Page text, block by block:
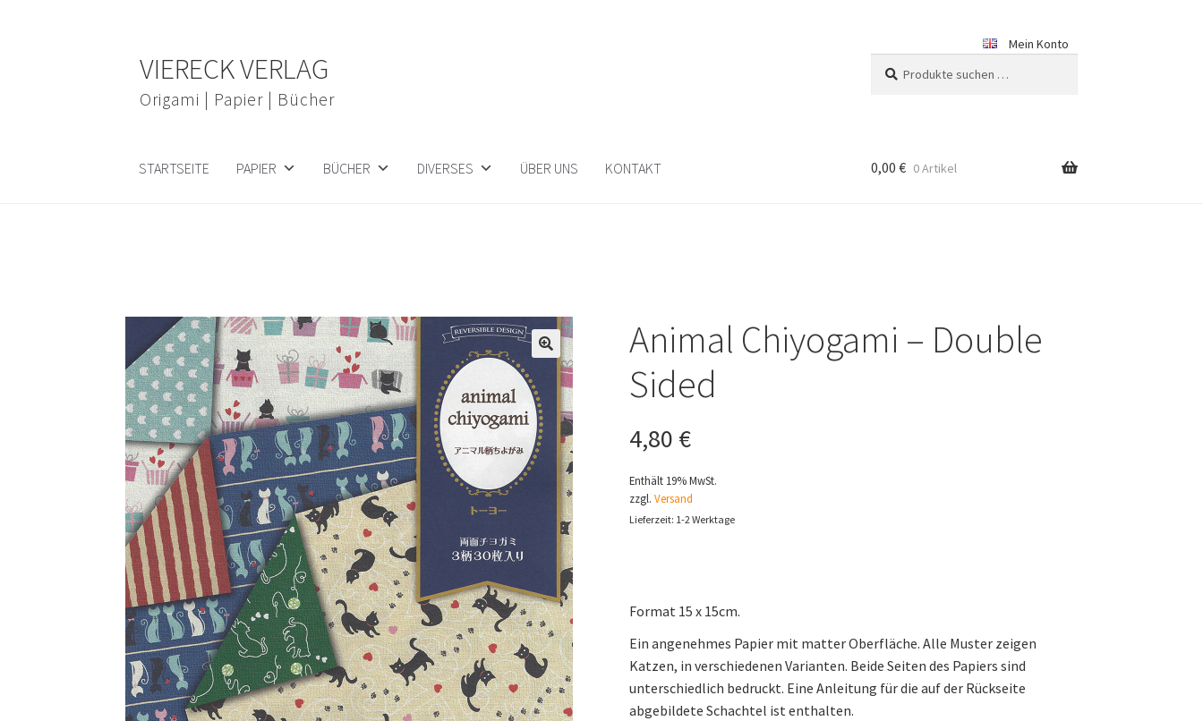
Navigation
springen
Inhalt
springen
VIERECK VERLAG
Origami | Papier | Bücher
Mein Konto
nach:
STARTSEITE PAPIER BÜCHER DIVERSES ÜBER UNS KONTAKT 0,00 € 0 Artikel
included in the package.
Animal Chiyogami – Double
Sided
4,80 €
Enthält 19% MwSt.
zzgl. Versand
Lieferzeit: 1-2 Werktage
Format 15 x 15cm.
Ein angenehmes Papier mit matter Oberfläche. Alle Muster zeigen
Katzen, in verschiedenen Varianten. Beide Seiten des Papiers sind
unterschiedlich bedruckt. Eine Anleitung für die auf der Rückseite
abgebildete Schachtel ist enthalten.